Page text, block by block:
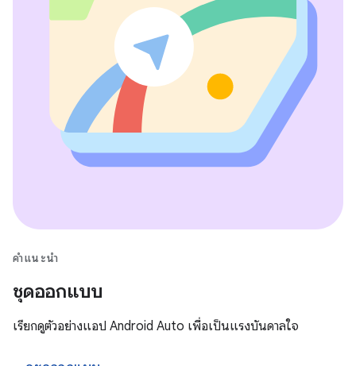
คำแนะนำ
ชุดออกแบบ
เรียกดูตัวอย่างแอป Android Auto เพื่อเป็นแรงบันดาลใจ